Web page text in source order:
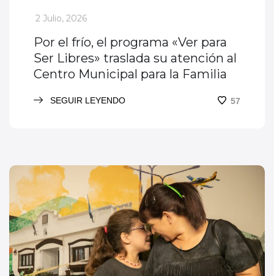
_
2 Julio, 2026
Por el frío, el programa «Ver para
Ser Libres» traslada su atención al
Centro Municipal para la Familia
SEGUIR LEYENDO 57